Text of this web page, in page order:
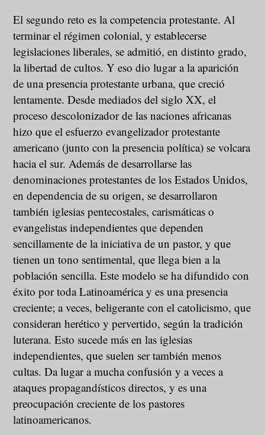
El segundo reto es la competencia protestante. Al
terminar el régimen colonial, y establecerse
legislaciones liberales, se admitió, en distinto grado,
la libertad de cultos. Y eso dio lugar a la aparición
de una presencia protestante urbana, que creció
lentamente. Desde mediados del siglo XX, el
proceso descolonizador de las naciones africanas
hizo que el esfuerzo evangelizador protestante
americano (junto con la presencia política) se volcara
hacia el sur. Además de desarrollarse las
denominaciones protestantes de los Estados Unidos,
en dependencia de su origen, se desarrollaron
también iglesias pentecostales, carismáticas o
evangelistas independientes que dependen
sencillamente de la iniciativa de un pastor, y que
tienen un tono sentimental, que llega bien a la
población sencilla. Este modelo se ha difundido con
éxito por toda Latinoamérica y es una presencia
creciente; a veces, beligerante con el catolicismo, que
consideran herético y pervertido, según la tradición
luterana. Esto sucede más en las iglesias
independientes, que suelen ser también menos
cultas. Da lugar a mucha confusión y a veces a
ataques propagandísticos directos, y es una
preocupación creciente de los pastores
latinoamericanos.